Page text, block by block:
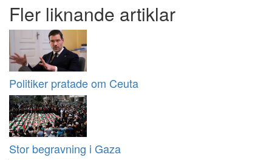
Fler liknande artiklar
Politiker pratade om Ceuta
Stor begravning i Gaza